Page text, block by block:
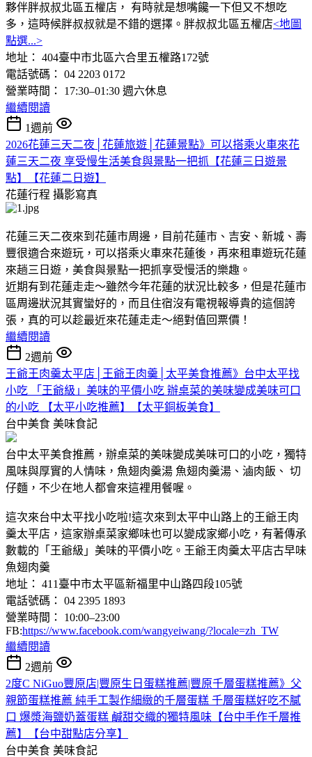
夥伴胖叔叔北區五權店， 有時就是想嘴饞一下但又不想吃
多，這時候胖叔叔就是不錯的選擇。胖叔叔北區五權店<地圖
點選...>
地址： 404臺中市北區六合里五權路172號
電話號碼： 04 2203 0172
營業時間： 17:30–01:30 週六休息
繼續閱讀
1週前
2026花蓮三天二夜│花蓮旅遊│花蓮景點》可以搭乘火車來花
蓮三天二夜 享受慢生活美食與景點一把抓【花蓮三日遊景
點】【花蓮二日遊】
花蓮行程 攝影寫真
花蓮三天二夜來到花蓮市周邊，目前花蓮市、吉安、新城、壽
豐很適合來遊玩，可以搭乘火車來花蓮後，再來租車遊玩花蓮
來趟三日遊，美食與景點一把抓享受慢活的樂趣。
近期有到花蓮走走～雖然今年花蓮的狀況比較多，但是花蓮市
區周邊狀況其實蠻好的，而且住宿沒有電視報導貴的這個誇
張，真的可以趁最近來花蓮走走～絕對值回票價！
繼續閱讀
2週前
王爺王肉羹太平店│王爺王肉羹│太平美食推薦》台中太平找
小吃 「王爺級」美味的平價小吃 辦桌菜的美味變成美味可口
的小吃 【太平小吃推薦】【太平銅板美食】
台中美食 美味食記
台中太平美食推薦，辦桌菜的美味變成美味可口的小吃，獨特
風味與厚實的人情味，魚翅肉羹湯 魚翅肉羹湯、滷肉飯、 切
仔麵，不少在地人都會來這裡用餐喔。
這次來台中太平找小吃啦!這次來到太平中山路上的王爺王肉
羹太平店，這家辦桌菜家鄉味也可以變成家鄉小吃，有著傳承
數載的「王爺級」美味的平價小吃。王爺王肉羹太平店古早味
魚翅肉羹
地址： 411臺中市太平區新福里中山路四段105號
電話號碼： 04 2395 1893
營業時間： 10:00–23:00
FB:https://www.facebook.com/wangyeiwang/?locale=zh_TW
繼續閱讀
2週前
2度C NiGuo豐原店|豐原生日蛋糕推薦|豐原千層蛋糕推薦》父
親節蛋糕推薦 純手工製作細緻的千層蛋糕 千層蛋糕好吃不膩
口 爆漿海鹽奶蓋蛋糕 鹹甜交織的獨特風味【台中手作千層推
薦】【台中甜點店分享】
台中美食 美味食記